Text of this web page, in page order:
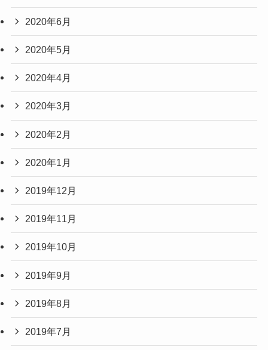
2020年6月
2020年5月
2020年4月
2020年3月
2020年2月
2020年1月
2019年12月
2019年11月
2019年10月
2019年9月
2019年8月
2019年7月